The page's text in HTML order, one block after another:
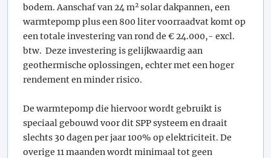
bodem. Aanschaf van 24 m2 solar dakpannen, een
warmtepomp plus een 800 liter voorraadvat komt op
een totale investering van rond de € 24.000,- excl.
btw. Deze investering is gelijkwaardig aan
geothermische oplossingen, echter met een hoger
rendement en minder risico.
De warmtepomp die hiervoor wordt gebruikt is
speciaal gebouwd voor dit SPP systeem en draait
slechts 30 dagen per jaar 100% op elektriciteit. De
overige 11 maanden wordt minimaal tot geen